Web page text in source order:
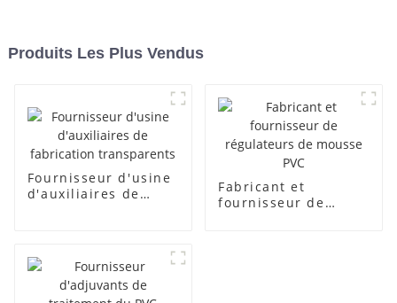
Produits Les Plus Vendus
Fournisseur d'usine
d'auxiliaires de
Fabricant et
fournisseur de